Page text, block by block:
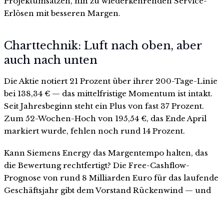
Erlösen mit besseren Margen.
Charttechnik: Luft nach oben, aber
auch nach unten
Die Aktie notiert 21 Prozent über ihrer 200-Tage-Linie
bei 138,34 € — das mittelfristige Momentum ist intakt.
Seit Jahresbeginn steht ein Plus von fast 37 Prozent.
Zum 52-Wochen-Hoch von 195,54 €, das Ende April
markiert wurde, fehlen noch rund 14 Prozent.
Kann Siemens Energy das Margentempo halten, das
die Bewertung rechtfertigt? Die Free-Cashflow-
Prognose von rund 8 Milliarden Euro für das laufende
Geschäftsjahr gibt dem Vorstand Rückenwind — und